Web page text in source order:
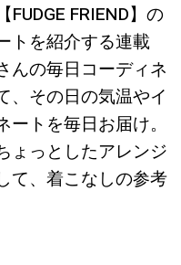
FUDGE FRIEND】の
トを紹介する連載
んの毎日コーディネ
、その日の気温やイ
トを毎日お届け。
ょっとしたアレンジ
て、着こなしの参考